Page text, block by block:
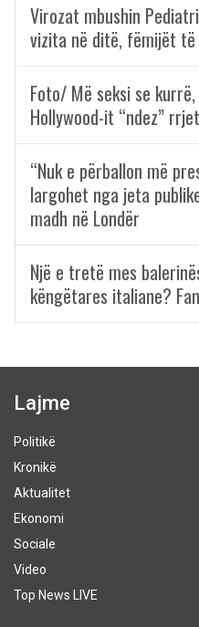
Virozat mbushin
vizita në ditë, fëmijët
Foto/ Më seksi se
Hollywood-it “ndez”
“Nuk e përballon më
largohet nga jeta
madh në Londër
Një e tretë mes
këngëtares italiane?
Lajme
Politikë
Kronikë
Aktualitet
Ekonomi
Sociale
Video
Top News LIVE